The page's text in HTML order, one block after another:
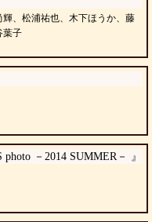
、松浦祐也、木下ほうか、藤
葉子
－2014 SUMMER－ 』